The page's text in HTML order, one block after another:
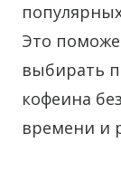
Это
выбирать
кофеина
времени и